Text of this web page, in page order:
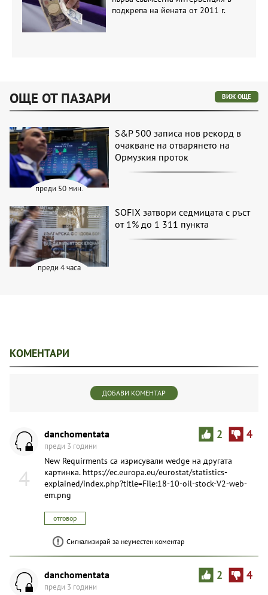
подкрепа на йената от 2011 г.
ОЩЕ ОТ ПАЗАРИ ВИЖ ОЩЕ
преди 50 мин.
S&P 500 записа нов рекорд в
очакване на отварянето на
Ормузкия проток
преди 4 часа
SOFIX затвори седмицата с ръст
от 1% до 1 311 пункта
КОМЕНТАРИ
ДОБАВИ КОМЕНТАР
4
2 4
danchomentata
преди 3 години
New Requirments са изрисували wedge на другата
картинка. https://ec.europa.eu/eurostat/statistics-
explained/index.php?title=File:18-10-oil-stock-V2-web-
em.png
отговор
Сигнализирай за неуместен коментар
2 4
danchomentata
преди 3 години